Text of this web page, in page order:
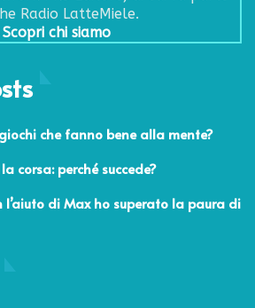
Radio LatteMiele.
Scopri chi siamo
che fanno bene alla mente?
corsa: perché succede?
l’aiuto di Max ho superato la paura di